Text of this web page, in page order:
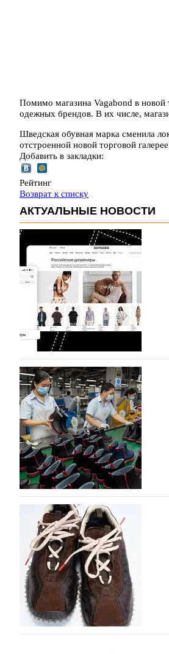
Помимо магазина Vagabond в новой
одежных брендов. В их числе,
Шведская обувная марка сменила
отстроенной новой торговой
Добавить в закладки:
Рейтинг
Возврат к списку
АКТУАЛЬНЫЕ НОВОСТИ
На платформе Lamoda -
дизайнерских марок
Российский маркетплейс
марок одежды, обуви и
06.08.2026 193
Объем мирового
В 2025 году мировое
на 0,1% до 24,6 млрд пар, -
2026», Португальской
06.08.2026 423